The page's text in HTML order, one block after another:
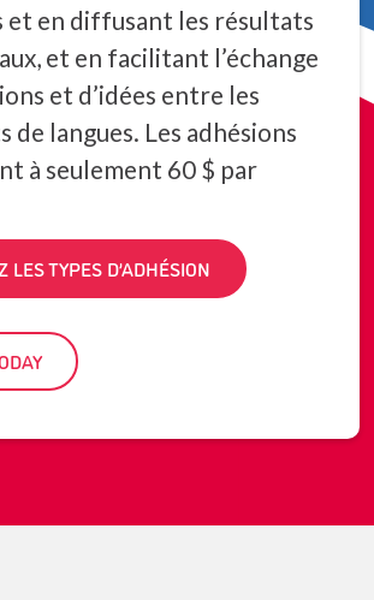
et en diffusant les résultats
et en facilitant l’échange
et d’idées entre les
de langues. Les adhésions
à seulement 60 $ par
LES TYPES D’ADHÉSION